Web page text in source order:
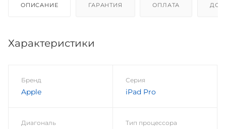
ОПИСАНИЕ ГАРАНТИЯ ОПЛАТА
Характеристики
Бренд
Apple
Серия
iPad Pro
Диагональ Тип процессора